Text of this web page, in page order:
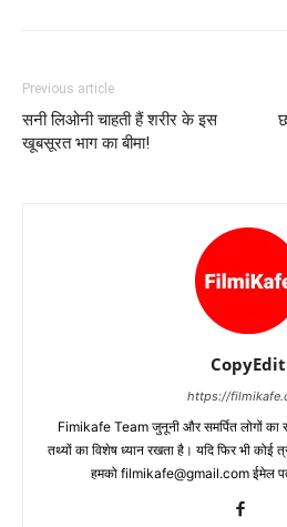
Previous article
सनी लिओनी चाहती हैं शरीर के इस
खूबसूरत भाग का बीमा!
CopyEdit
https://
Fimikafe Team जुनूनी और समर्पित लोगों
तथ्‍यों का विशेष ध्‍यान रखता है। यदि फिर भी
हमको filmikafe@gmail.com ईमेल